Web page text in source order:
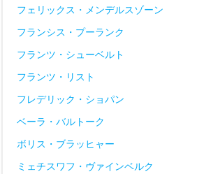
フェリックス・メンデルスゾーン
フランシス・プーランク
フランツ・シューベルト
フランツ・リスト
フレデリック・ショパン
ベーラ・バルトーク
ボリス・ブラッヒャー
ミェチスワフ・ヴァインベルク